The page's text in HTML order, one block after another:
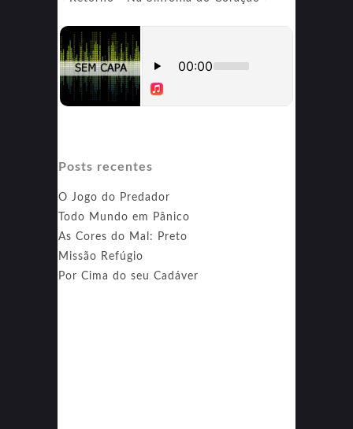
Posts recentes
O Jogo do Predador
Todo Mundo em Pânico
As Cores do Mal: Preto
Missão Refúgio
Por Cima do seu Cadáver